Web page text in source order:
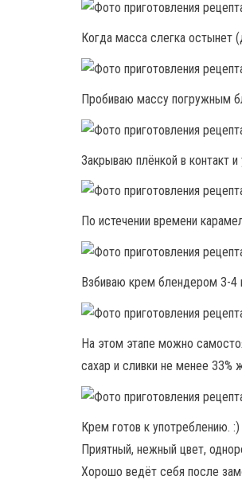
Когда масса слегка остынет
Пробиваю массу погружным
Закрываю плёнкой в контакт
По истечении времени
Взбиваю крем блендером 3-4
На этом этапе можно
сахар и сливки не менее 33%
Крем готов к употреблению. :)
Приятный, нежный цвет,
Хорошо ведёт себя после